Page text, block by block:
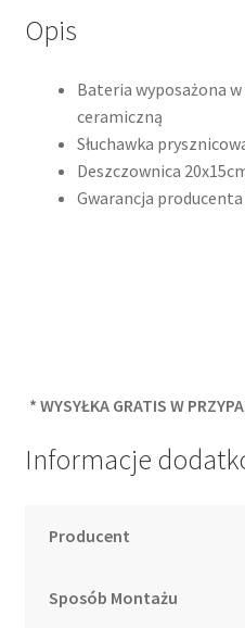
Opis
Bateria wyposażona
ceramiczną
Słuchawka
Deszczownica
Gwarancja
* WYSYŁKA GRATIS W
Informacje
Producent
Sposób Montażu